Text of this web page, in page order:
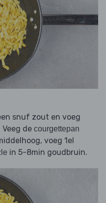
snuf zout en voeg
Veeg de courgettepan
voeg 1el
in 5-8min goudbruin.